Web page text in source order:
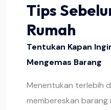
Tips
Rumah
Tentukan Kapan
Mengemas Barang
Menentukan terlebih
membereskan